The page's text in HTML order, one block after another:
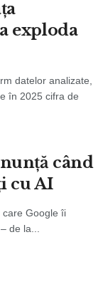
exploda
datelor analizate,
în 2025 cifra de
când
cu AI
care Google îi
de la...